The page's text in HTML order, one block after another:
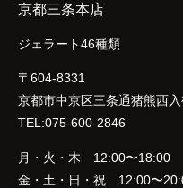
京都三条本店
ジェラート46種類
〒604-8331
京都市中京区三条通猪熊西
TEL:075-600-2846
月・火・木 12:00〜18:00
金・土・日・祝 12:00〜